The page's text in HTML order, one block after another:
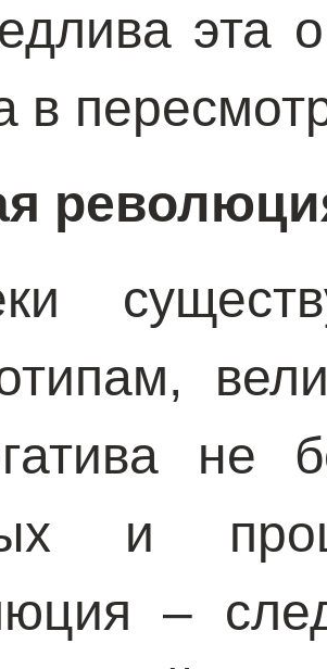
эта
в
не
и
–